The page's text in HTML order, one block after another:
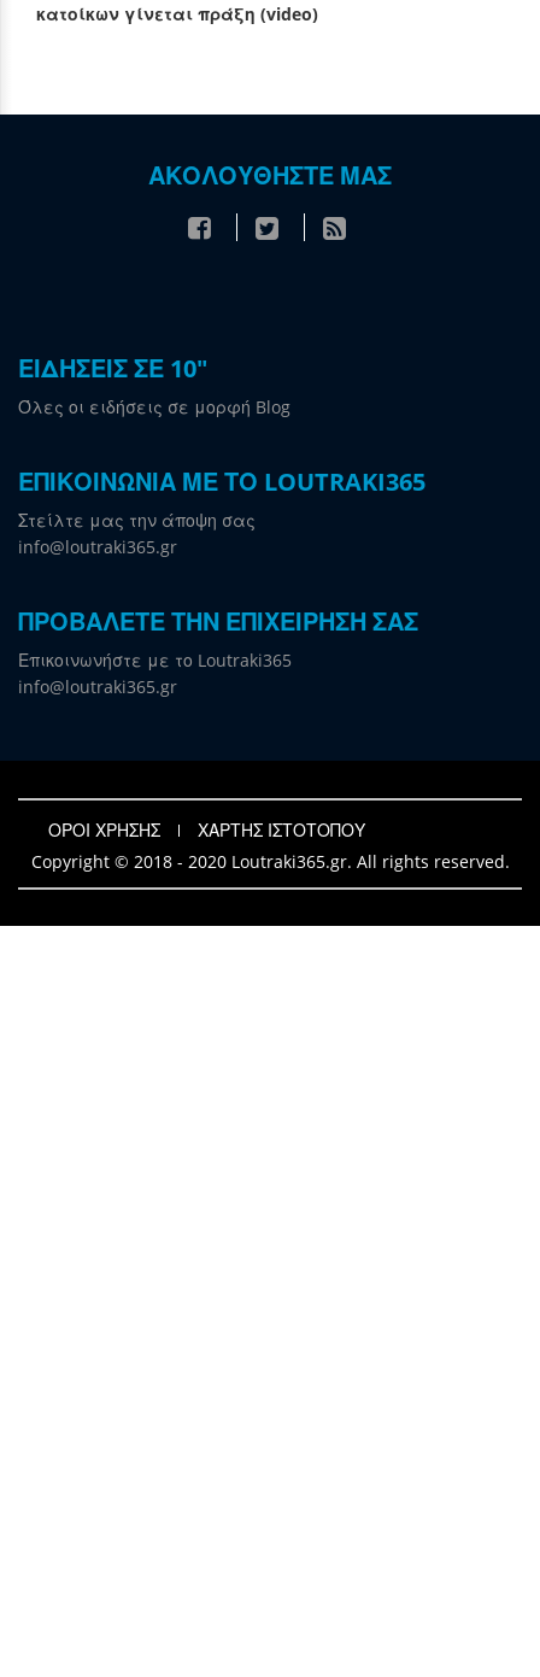
κατοίκων γίνεται πράξη (video)
ΑΚΟΛΟΥΘΗΣΤΕ ΜΑΣ
ΕΙΔΗΣΕΙΣ ΣΕ 10"
Όλες οι ειδήσεις σε μορφή Blog
ΕΠΙΚΟΙΝΩΝΙΑ ΜΕ ΤΟ LOUTRAKI365
Στείλτε μας την άποψη σας
info@loutraki365.gr
ΠΡΟΒΑΛΕΤΕ ΤΗΝ ΕΠΙΧΕΙΡΗΣΗ ΣΑΣ
Επικοινωνήστε με το Loutraki365
info@loutraki365.gr
ΟΡΟΙ ΧΡΗΣΗΣ
ΧΑΡΤΗΣ ΙΣΤΟΤΟΠΟΥ
Copyright © 2018 - 2020 Loutraki365.gr. All rights reserved.